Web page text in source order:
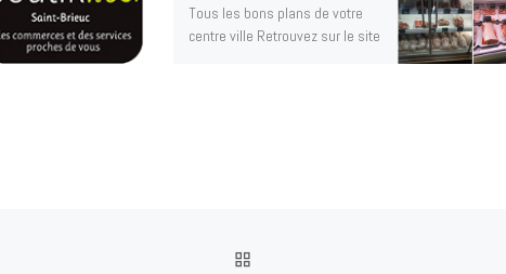
Tous les bons plans de votre
centre ville Retrouvez sur le site
RETOUR À LA LISTE DES